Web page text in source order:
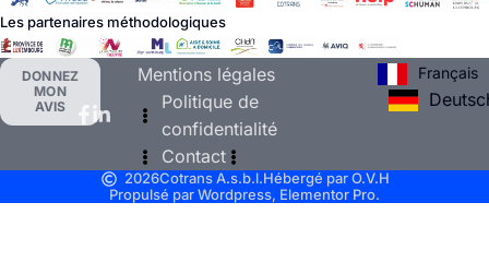
Les partenaires méthodologiques
DONNEZ
MON
AVIS
Mentions légales
Politique de
confidentialité
Contact
Français
2026Cotrans A.s.b.l.Hébergé par O.V.H
Propulsé par Wordpress, Elementor Pro.